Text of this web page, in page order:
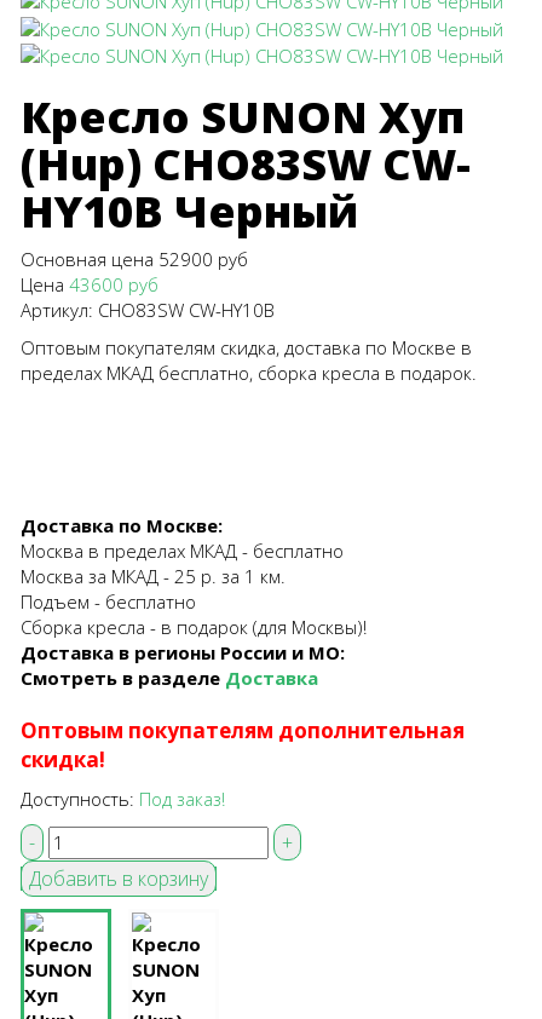
Кресло SUNON Хуп
(Hup) CHO83SW CW-
HY10B Черный
Основная цена 52900 руб
Цена 43600 руб
Артикул: CHO83SW CW-HY10B
Оптовым покупателям скидка, доставка по Москве в
пределах МКАД бесплатно, сборка кресла в подарок.
Доставка по Москве:
Москва в пределах МКАД - бесплатно
Москва за МКАД - 25 р. за 1 км.
Подъем - бесплатно
Сборка кресла - в подарок (для Москвы)!
Доставка в регионы России и МО:
Смотреть в разделе Доставка
Оптовым покупателям дополнительная
скидка!
Доступность: Под заказ!